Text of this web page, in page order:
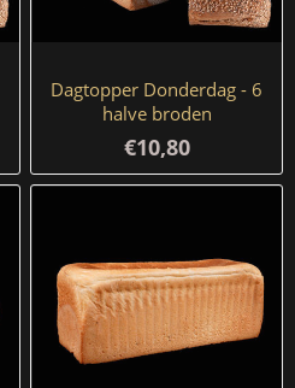
Dagtopper Donderdag - 6
halve broden
€10,80